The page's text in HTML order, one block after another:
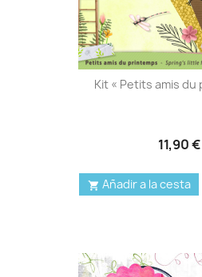
Kit « Petits amis du
11,90 €
 Añadir a la cesta